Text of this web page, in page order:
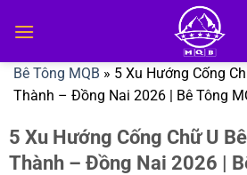
qua
dungBê Tông MQB » 5 Xu Hướng Cống
Thành – Đồng Nai 2026 | Bê Tông
5 Xu Hướng Cống Chữ U
Thành – Đồng Nai 2026 |